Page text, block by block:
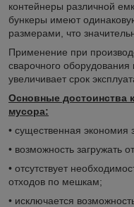
контейнеры различной
бункеры имеют
размерами, что
Применение при
сварочного
увеличивает срок
Основные достоинства
мусора:
• существенная экономия
• возможность загружать
• отсутствует
отходов по мешкам;
• исключается